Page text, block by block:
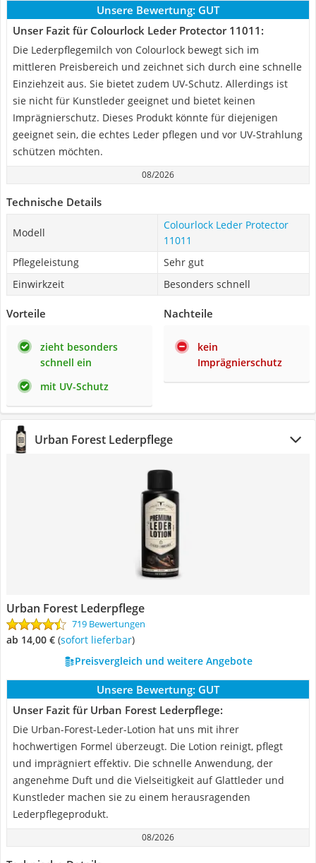
Unsere Bewertung: GUT
Unser Fazit für Colourlock Leder Protector 11011:
Die Lederpflegemilch von Colourlock bewegt sich im
mittleren Preisbereich und zeichnet sich durch eine schnelle
Einziehzeit aus. Sie bietet zudem UV-Schutz. Allerdings ist
sie nicht für Kunstleder geeignet und bietet keinen
Imprägnierschutz. Dieses Produkt könnte für diejenigen
geeignet sein, die echtes Leder pflegen und vor UV-Strahlung
schützen möchten.
08/2026
Technische Details
Modell
Colourlock Leder Protector
11011
Pflegeleistung
Sehr gut
Einwirkzeit
Besonders schnell
Vorteile
zieht besonders
schnell ein
mit UV-Schutz
Nachteile
kein
Imprägnierschutz
Urban Forest Lederpflege
Urban Forest Lederpflege
719 Bewertungen
ab 14,00 € ( Sofort lieferbar)
Preisvergleich und weitere Angebote
Unsere Bewertung: GUT
Unser Fazit für Urban Forest Lederpflege:
Die Urban-Forest-Leder-Lotion hat uns mit ihrer
hochwertigen Formel überzeugt. Die Lotion reinigt, pflegt
und imprägniert effektiv. Die schnelle Anwendung, der
angenehme Duft und die Vielseitigkeit auf Glattleder und
Kunstleder machen sie zu einem herausragenden
Lederpflegeprodukt.
08/2026